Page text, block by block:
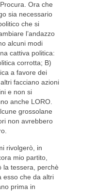
Ora che
sia necessario
che si
l’andazzo
alcuni modi
cattiva politica:
corrotta; B)
a favore dei
facciano azioni
e non si
anche LORO.
grossolane
non avrebbero
rivolgerò, in
mio partito,
la tessera, perchè
esso che da altri
prima in